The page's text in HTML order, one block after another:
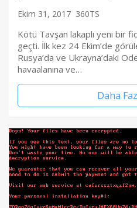
Ekim 31, 2017 360TS
Kötü Tavşan lakaplı yeni bir
geçti. İlk kez 24 Ekim’de
Rusya’da ve Ukrayna’daki
havaalanına ve…
Daha